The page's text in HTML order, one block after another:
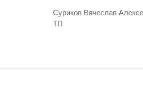
Суриков Вячеслав
ТП